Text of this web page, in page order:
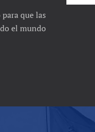
que las
el mundo